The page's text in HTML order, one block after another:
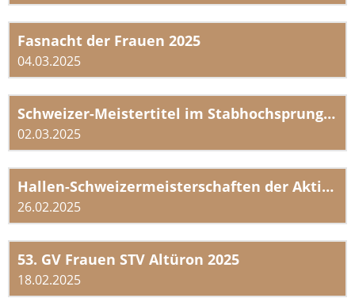
Fasnacht der Frauen 2025
04.03.2025
Schweizer-Meistertitel im Stabhochsprung der U18
02.03.2025
Hallen-Schweizermeisterschaften der Aktiven
26.02.2025
53. GV Frauen STV Altüron 2025
18.02.2025